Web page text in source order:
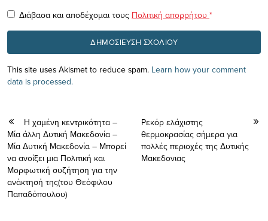
Διάβασα και αποδέχομαι τους Πολιτική απορρήτου *
This site uses Akismet to reduce spam. Learn how your comment
data is processed.
Η χαμένη κεντρικότητα –
Μία άλλη Δυτική Μακεδονία –
Μία Δυτική Μακεδονία – Μπορεί
να ανοίξει μια Πολιτική και
Μορφωτική συζήτηση για την
ανάκτησή της(του Θεόφιλου
Παπαδόπουλου)
Ρεκόρ ελάχιστης
θερμοκρασίας σήμερα για
πολλές περιοχές της Δυτικής
Μακεδονιας